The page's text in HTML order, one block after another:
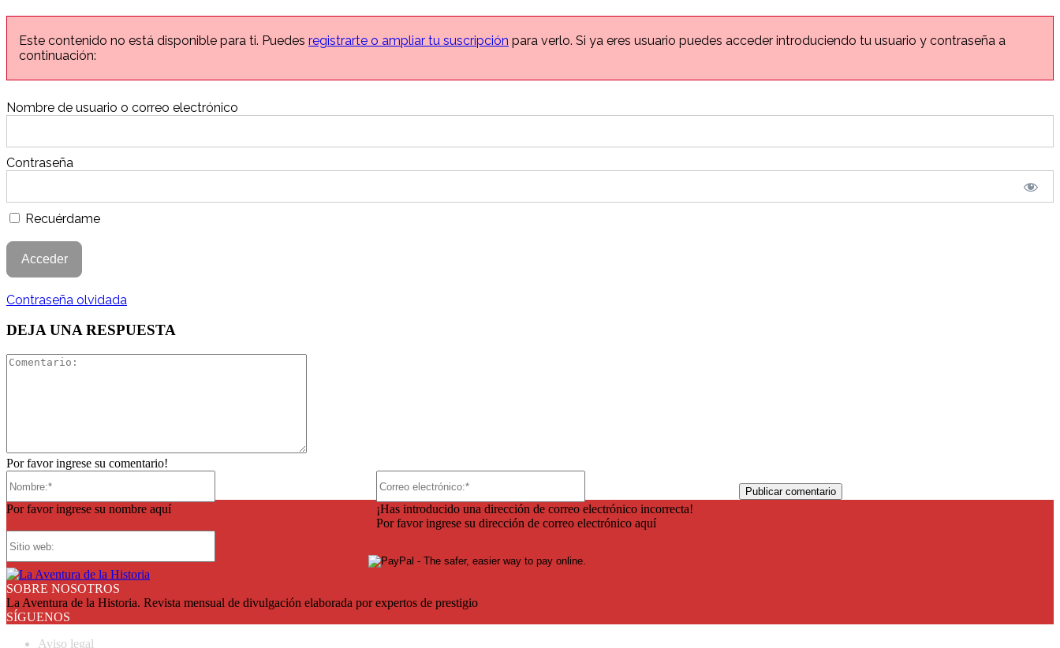
Este contenido no está disponible para ti. Puedes registrarte o ampliar tu suscripción para verlo. Si ya eres usuario puedes acceder introduciendo tu usuario y contraseña a
continuación:
Nombre de usuario o correo electrónico
Contraseña
Recuérdame
Contraseña olvidada
DEJA UNA RESPUESTA
Por favor ingrese su comentario!
Por favor ingrese su nombre aquí
¡Has introducido una dirección de correo electrónico incorrecta!
Por favor ingrese su dirección de correo electrónico aquí
SOBRE NOSOTROS
La Aventura de la Historia. Revista mensual de divulgación elaborada por expertos de prestigio
SÍGUENOS
Aviso legal